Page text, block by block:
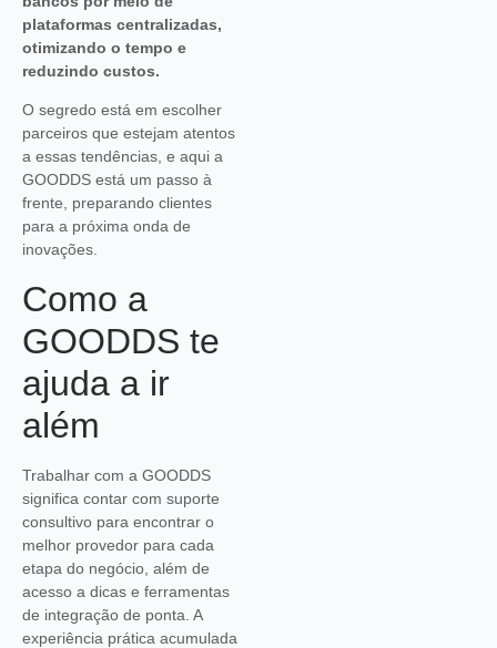
plataformas centralizadas,
otimizando o tempo e
reduzindo custos.
O segredo está em escolher
parceiros que estejam atentos
a essas tendências, e aqui a
GOODDS está um passo à
frente, preparando clientes
para a próxima onda de
inovações.
Como a
GOODDS te
ajuda a ir
além
Trabalhar com a GOODDS
significa contar com suporte
consultivo para encontrar o
melhor provedor para cada
etapa do negócio, além de
acesso a dicas e ferramentas
de integração de ponta. A
experiência prática acumulada